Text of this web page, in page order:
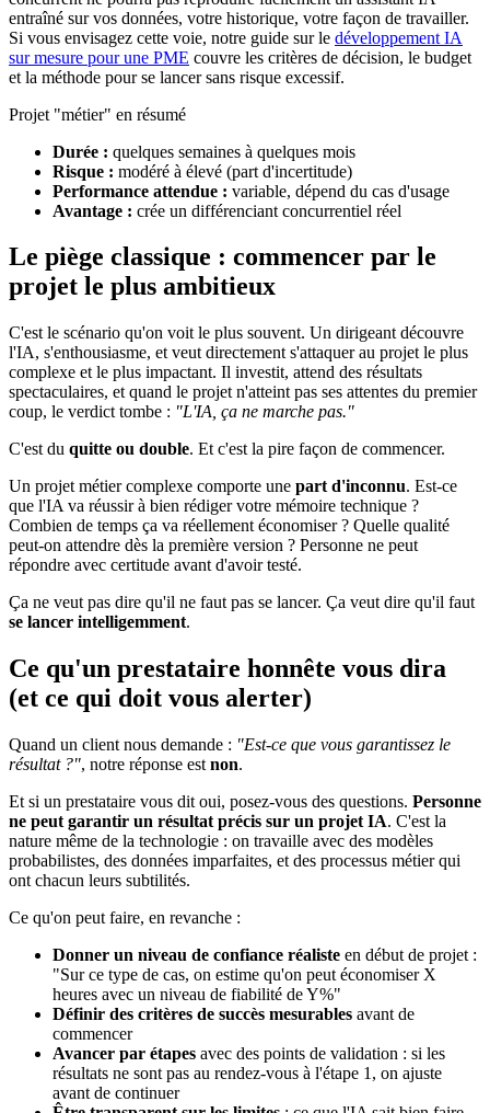
entraîné sur vos données, votre historique, votre façon de travailler.
Si vous envisagez cette voie, notre guide sur le développement IA
sur mesure pour une PME couvre les critères de décision, le budget
et la méthode pour se lancer sans risque excessif.
Projet "métier" en résumé
Durée : quelques semaines à quelques mois
Risque : modéré à élevé (part d'incertitude)
Performance attendue : variable, dépend du cas d'usage
Avantage : crée un différenciant concurrentiel réel
Le piège classique : commencer par le
projet le plus ambitieux
C'est le scénario qu'on voit le plus souvent. Un dirigeant découvre
l'IA, s'enthousiasme, et veut directement s'attaquer au projet le plus
complexe et le plus impactant. Il investit, attend des résultats
spectaculaires, et quand le projet n'atteint pas ses attentes du premier
coup, le verdict tombe : "L'IA, ça ne marche pas."
C'est du quitte ou double. Et c'est la pire façon de commencer.
Un projet métier complexe comporte une part d'inconnu. Est-ce
que l'IA va réussir à bien rédiger votre mémoire technique ?
Combien de temps ça va réellement économiser ? Quelle qualité
peut-on attendre dès la première version ? Personne ne peut
répondre avec certitude avant d'avoir testé.
Ça ne veut pas dire qu'il ne faut pas se lancer. Ça veut dire qu'il faut
se lancer intelligemment.
Ce qu'un prestataire honnête vous dira
(et ce qui doit vous alerter)
Quand un client nous demande : "Est-ce que vous garantissez le
résultat ?", notre réponse est non.
Et si un prestataire vous dit oui, posez-vous des questions. Personne
ne peut garantir un résultat précis sur un projet IA. C'est la
nature même de la technologie : on travaille avec des modèles
probabilistes, des données imparfaites, et des processus métier qui
ont chacun leurs subtilités.
Ce qu'on peut faire, en revanche :
Donner un niveau de confiance réaliste en début de projet :
"Sur ce type de cas, on estime qu'on peut économiser X
heures avec un niveau de fiabilité de Y%"
Définir des critères de succès mesurables avant de
commencer
Avancer par étapes avec des points de validation : si les
résultats ne sont pas au rendez-vous à l'étape 1, on ajuste
avant de continuer